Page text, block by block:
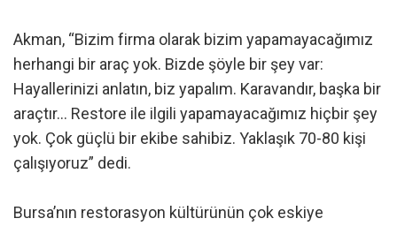
Akman, “Bizim firma olarak bizim yapamayacağımız
herhangi bir araç yok. Bizde şöyle bir şey var:
Hayallerinizi anlatın, biz yapalım. Karavandır, başka bir
araçtır… Restore ile ilgili yapamayacağımız hiçbir şey
yok. Çok güçlü bir ekibe sahibiz. Yaklaşık 70-80 kişi
çalışıyoruz” dedi.
Bursa’nın restorasyon kültürünün çok eskiye